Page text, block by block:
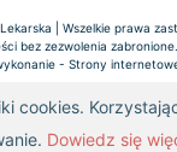
| Wszelkie prawa
bez zezwolenia zabronione.
- Strony
cookies.
Dowiedz się